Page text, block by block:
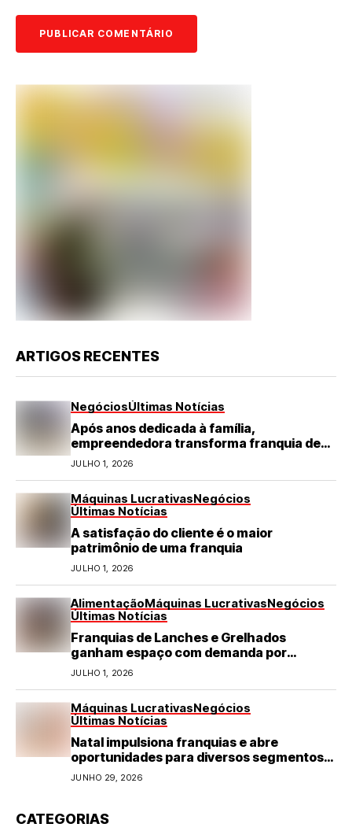
ARTIGOS RECENTES
NegóciosÚltimas Notícias
Após anos dedicada à família,
empreendedora transforma franquia de
turismo em negócio de destaque no RN
JULHO 1, 2026
Máquinas LucrativasNegócios
Últimas Notícias
A satisfação do cliente é o maior
patrimônio de uma franquia
JULHO 1, 2026
AlimentaçãoMáquinas LucrativasNegócios
Últimas Notícias
Franquias de Lanches e Grelhados
ganham espaço com demanda por
refeições rápidas e de qualidade
JULHO 1, 2026
Máquinas LucrativasNegócios
Últimas Notícias
Natal impulsiona franquias e abre
oportunidades para diversos segmentos
do varejo
JUNHO 29, 2026
CATEGORIAS